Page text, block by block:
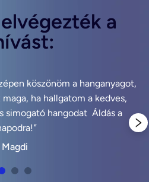
a
köszönöm a hanganyagot,
ha hallgatom a kedves,
simogató hangodat  Áldás a
"
Magdi